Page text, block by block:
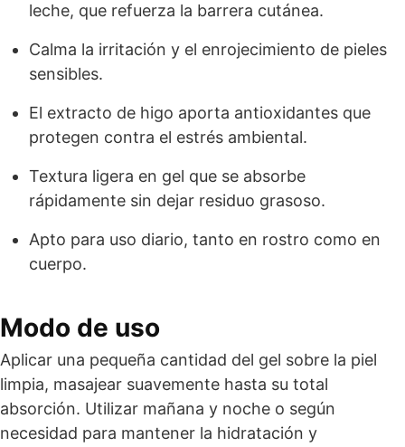
leche, que refuerza la barrera cutánea.
Calma la irritación y el enrojecimiento de pieles
sensibles.
El extracto de higo aporta antioxidantes que
protegen contra el estrés ambiental.
Textura ligera en gel que se absorbe
rápidamente sin dejar residuo grasoso.
Apto para uso diario, tanto en rostro como en
cuerpo.
Modo de uso
Aplicar una pequeña cantidad del gel sobre la piel
limpia, masajear suavemente hasta su total
absorción. Utilizar mañana y noche o según
necesidad para mantener la hidratación y